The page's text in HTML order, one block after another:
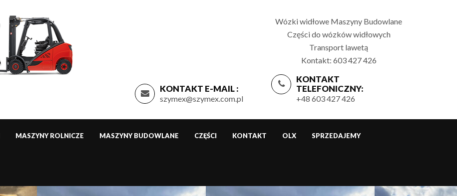
KONTAKT E-MAIL :
szymex@szymex.com.pl
Wózki widłowe Maszyny Budowlane
Części do wózków widłowych
Transport lawetą
Kontakt: 603 427 426
KONTAKT
TELEFONICZNY:
+48 603 427 426
MASZYNY ROLNICZE MASZYNY BUDOWLANE CZĘŚCI KONTAKT OLX SPRZEDAJEMY